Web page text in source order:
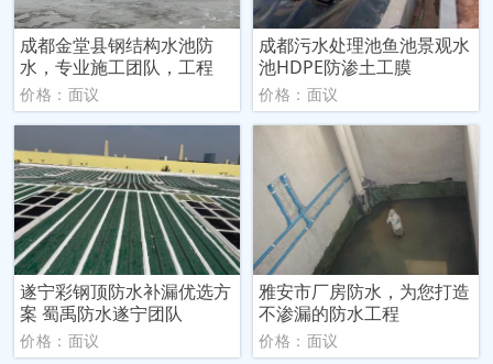
成都金堂县钢结构水池防
水，专业施工团队，工程
价格：面议
成都污水处理池鱼池景观水
池HDPE防渗土工膜
价格：面议
遂宁彩钢顶防水补漏优选方
案 蜀禹防水遂宁团队
价格：面议
雅安市厂房防水，为您打造
不渗漏的防水工程
价格：面议